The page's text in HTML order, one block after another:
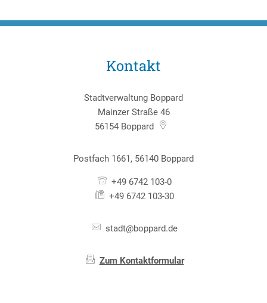
Kontakt
Stadtverwaltung Boppard
Mainzer Straße 46
56154 Boppard
Postfach 1661, 56140 Boppard
+49 6742 103-0
+49 6742 103-30
stadt@boppard.de
Zum Kontaktformular